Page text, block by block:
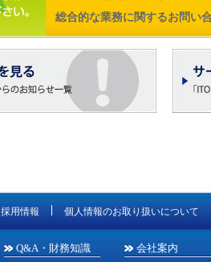
総合的な業務に関するお問い
採用情報 個人情報のお取り扱いについて
Q&A・財務知識 会社案内